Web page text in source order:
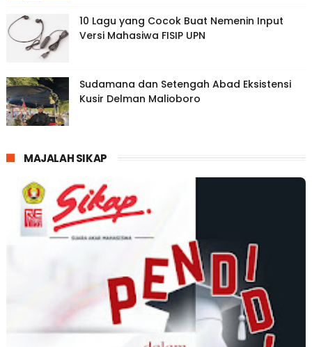
10 Lagu yang Cocok Buat Nemenin Input
Versi Mahasiwa FISIP UPN
Sudamana dan Setengah Abad Eksistensi
Kusir Delman Malioboro
MAJALAH SIKAP